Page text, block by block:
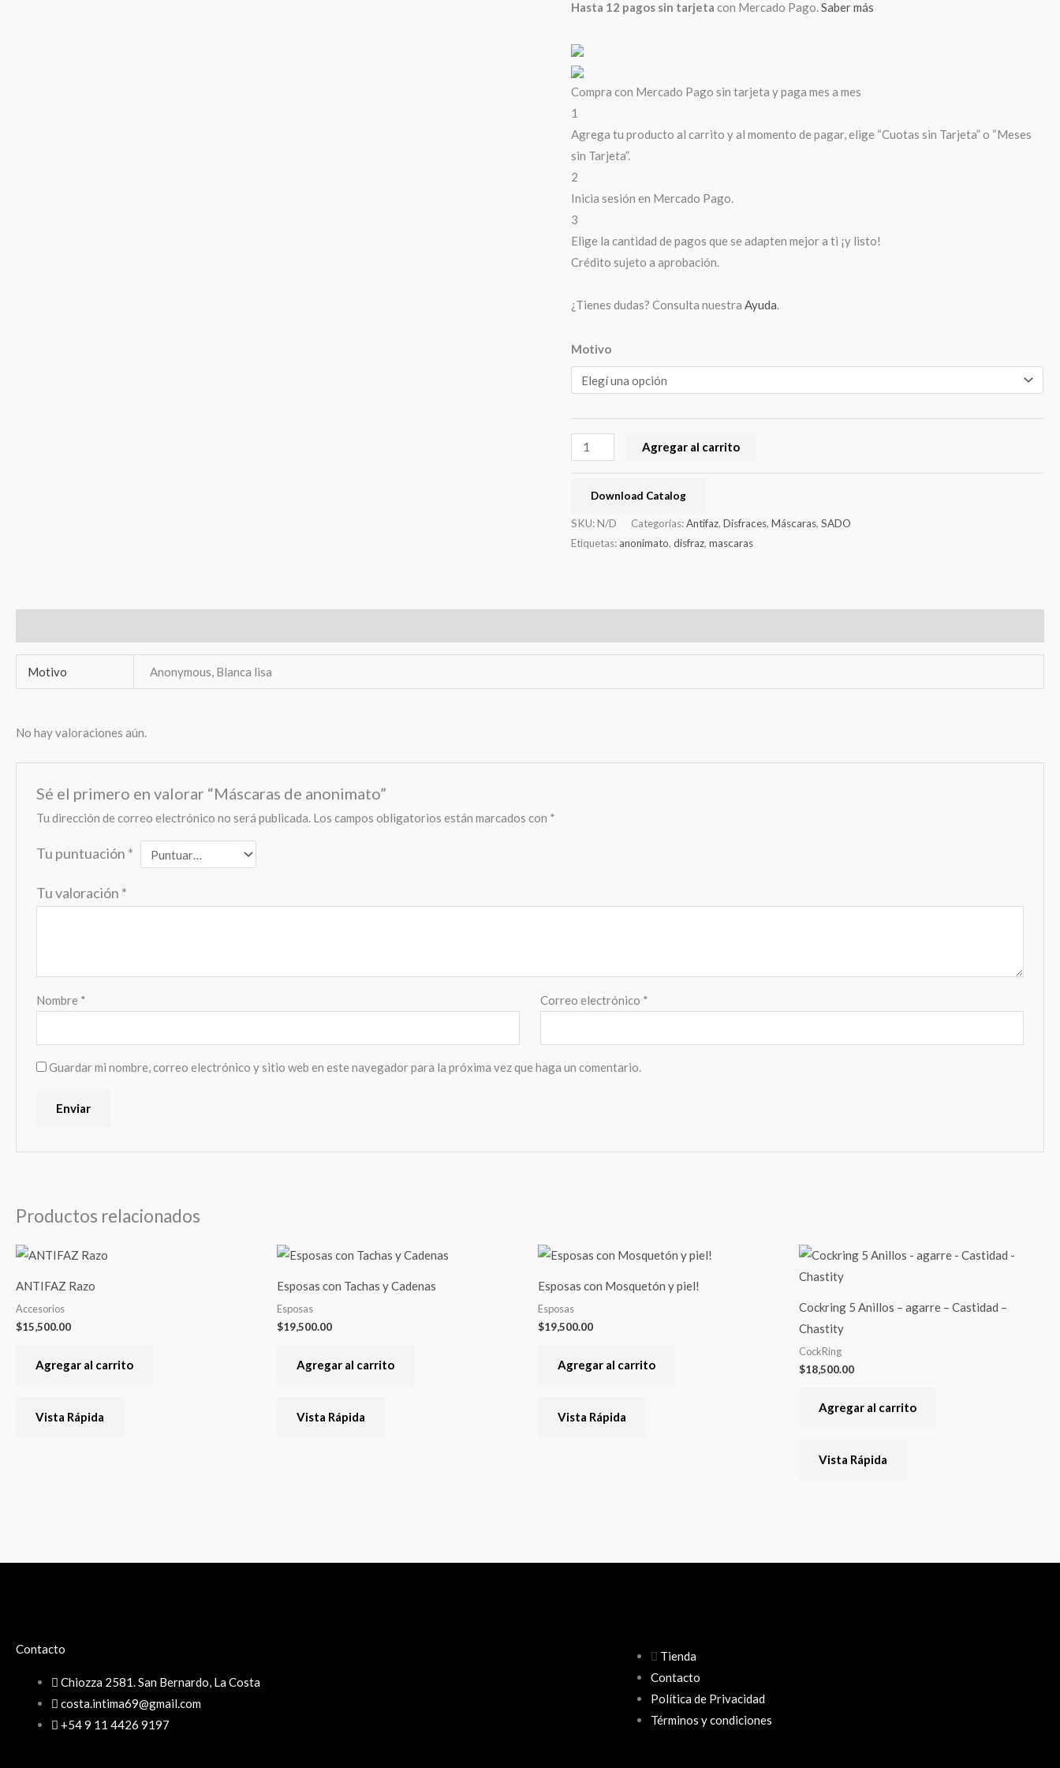
Hasta 12 pagos sin tarjeta con Mercado Pago.Saber más
Compra con Mercado Pago sin tarjeta y paga mes a mes
1
Agrega tu producto al carrito y al momento de pagar, elige “Cuotas sin Tarjeta” o “Meses
sin Tarjeta”.
2
Inicia sesión en Mercado Pago.
3
Elige la cantidad de pagos que se adapten mejor a ti ¡y listo!
Crédito sujeto a aprobación.
¿Tienes dudas? Consulta nuestraAyuda.
Motivo
Agregar al carrito
Download Catalog
SKU:N/D Categorías:Antifaz,Disfraces,Máscaras,SADO
Etiquetas:anonimato,disfraz,mascaras
Motivo Anonymous, Blanca lisa
No hay valoraciones aún.
Sé el primero en valorar “Máscaras de anonimato”
Tu dirección de correo electrónico no será publicada. Los campos obligatorios están marcados con *
Tu puntuación *
Tu valoración *
Nombre * Correo electrónico *
Guardar mi nombre, correo electrónico y sitio web en este navegador para la próxima vez que haga un comentario.
Productos relacionados
ANTIFAZ Razo
Accesorios
$15,500.00
Agregar al carrito
Vista Rápida
Esposas con Tachas y Cadenas
Esposas
$19,500.00
Agregar al carrito
Vista Rápida
Esposas con Mosquetón y piel!
Esposas
$19,500.00
Agregar al carrito
Vista Rápida
Cockring 5 Anillos – agarre – Castidad –
Chastity
CockRing
$18,500.00
Agregar al carrito
Vista Rápida
Contacto
Chiozza 2581. San Bernardo, La Costa
costa.intima69@gmail.com
+54 9 11 4426 9197
Tienda
Contacto
Política de Privacidad
Términos y condiciones